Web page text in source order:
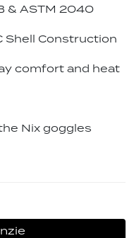
& ASTM 2040
Shell Construction
comfort and heat
Nix goggles